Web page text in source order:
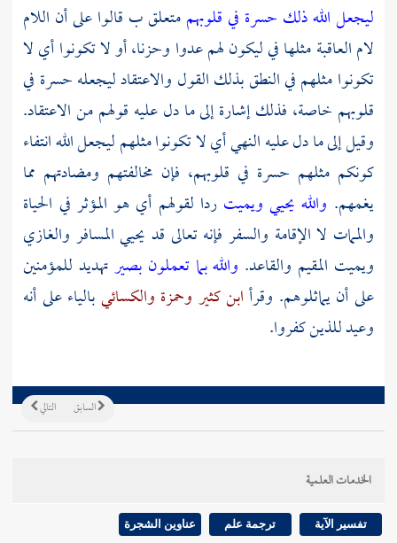
ليجعل الله ذلك حسرة في قلوبهممتعلق ب قالوا على أن اللام
لام العاقبة مثلها في ليكون لهم عدوا وحزنا، أو لا تكونوا أي لا
تكونوا مثلهم في النطق بذلك القول والاعتقاد ليجعله حسرة في
قلوبهم خاصة، فذلك إشارة إلى ما دل عليه قولهم من الاعتقاد.
وقيل إلى ما دل عليه النهي أي لا تكونوا مثلهم ليجعل الله انتفاء
كونكم مثلهم حسرة في قلوبهم، فإن مخالفتهم ومضادتهم مما
يغمهم. والله يحيي ويميتردا لقولهم أي هو المؤثر في الحياة
والممات لا الإقامة والسفر فإنه تعالى قد يحيي المسافر والغازي
ويميت المقيم والقاعد. والله بما تعملون بصيرتهديد للمؤمنين
على أن يماثلوهم. وقرأابن كثير وحمزة والكسائيبالياء على أنه
وعيد للذين كفروا.
التالي السابق
الخدمات العلمية
تفسير الآية ترجمة علم عناوين الشجرة